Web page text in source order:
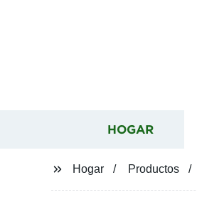
HOGAR
Hogar Productos